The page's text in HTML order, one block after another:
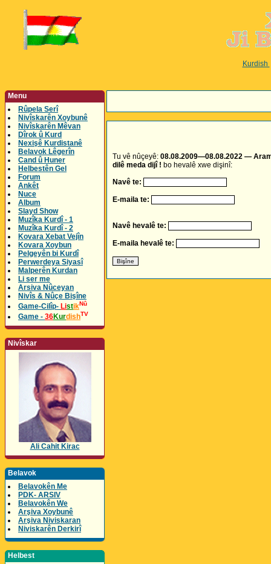
Kurdish
Menu
Rûpela Serî
Nivîskarên Xoybunê
Nivîskarên Mêvan
Dîrok û Kurd
Nexişê Kurdistanê
Belavok Lêgerîn
Cand û Huner
Helbestên Gel
Forum
Ankêt
Nuce
Album
Slayd Show
Muzîka Kurdî - 1
Muzîka Kurdî - 2
Kovara Xebat Vejîn
Kovara Xoybun
Pelgeyên bi Kurdî
Perwerdeya Siyasî
Malperên Kurdan
Li ser me
Arsiva Nûceyan
Nivîs & Nûçe Bişîne
Game-Cilîp- ListikNû
Game - 36KurdishTV
Nivîskar
Ali Cahit Kirac
Belavok
Belavokên Me
PDK- ARSIV
Belavokên We
Arşiva Xoybunê
Arşiva Niviskaran
Niviskarên Derkirî
Helbest
Tu vê nûçeyê: 08.08.2009—08.08.2022 —
dilê meda dijî ! bo hevalê xwe dişinî:
Navê te:
E-maila te:
Navê hevalê te:
E-maila hevalê te: